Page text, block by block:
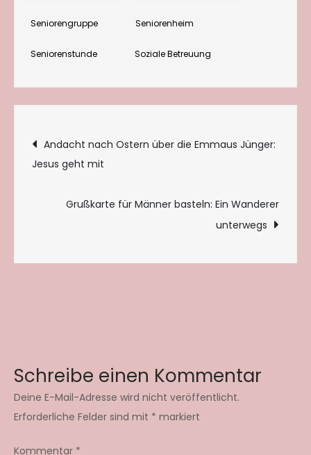
Seniorengruppe Seniorenheim
Seniorenstunde Soziale Betreuung
Beitragsnavigation
Andacht nach Ostern über die Emmaus Jünger:
Jesus geht mit
Grußkarte für Männer basteln: Ein Wanderer
unterwegs
Schreibe einen Kommentar
Deine E-Mail-Adresse wird nicht veröffentlicht.
Erforderliche Felder sind mit * markiert
Kommentar *